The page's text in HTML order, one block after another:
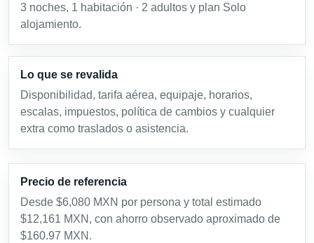
3 noches, 1 habitación · 2 adultos y plan Solo
alojamiento.
Lo que se revalida
Disponibilidad, tarifa aérea, equipaje, horarios,
escalas, impuestos, política de cambios y cualquier
extra como traslados o asistencia.
Precio de referencia
Desde $6,080 MXN por persona y total estimado
$12,161 MXN, con ahorro observado aproximado de
$160.97 MXN.